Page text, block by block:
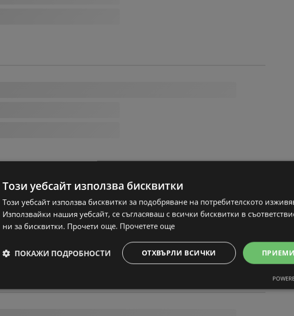
Този уебсайт използва бисквитки
Този уебсайт използва бисквитки за подобряване на потребителското
Използвайки нашия уебсайт, се съгласяваш с всички бисквитки в
ни за бисквитки. Прочети още. Прочетете още
ОТХВЪРЛИ ВСИЧКИ
ПОКАЖИ ПОДРОБНОСТИ